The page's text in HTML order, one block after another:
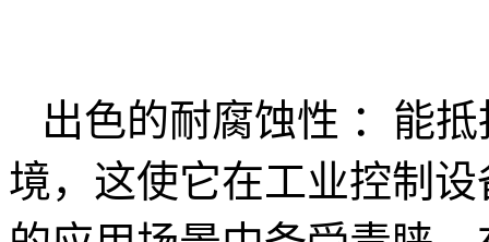
出色的耐腐蚀性 ：能
境，这使它在工业控制